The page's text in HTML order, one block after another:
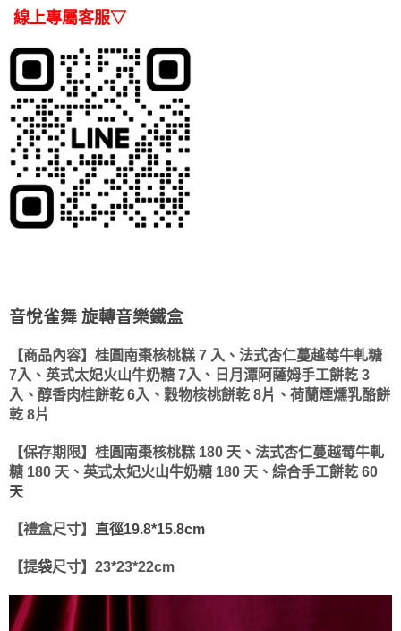
【注意事項】
１．透過由恩沛科技股份有限公司提供之「AFTEE先享後付」服務完成之交
權轉讓予恩沛科技股份有限公司。
２．關於個人資料處理事宜，請瀏覽以下網址：
https://aftee.tw/terms/#terms3
３．未成年的使用者請事先徵得法定代理人或監護人之同意方可使用
「AFTEE先享後付」，若未經同意申辦者引起之損失，本公司不負相關責
任。
４．使用「AFTEE先享後付」時，將依據個別帳號之用戶狀況，依本公司即
時審查核予不同之上限額度；若仍有額度不足之情形，本公司將視審查結果
請求用戶進行身份認證。
５．嚴禁一人註冊多個帳號或使用他人資訊註冊。若發現惡意使用之情形，
恩沛科技股份有限公司將有權停止該用戶之使用額度並採取法律行動。
線上專屬客服▽
音悅雀舞 旋轉音樂鐵盒
【商品內容】桂圓南棗核桃糕 7 入、法式杏仁蔓越莓牛軋糖
7入、英式太妃火山牛奶糖 7入、日月潭阿薩姆手工餅乾 3
入、醇香肉桂餅乾 6入、穀物核桃餅乾 8片、荷蘭煙燻乳酪餅
乾 8片
【保存期限】桂圓南棗核桃糕 180 天、法式杏仁蔓越莓牛軋
糖 180 天、英式太妃火山牛奶糖 180 天、綜合手工餅乾 60
天
【禮盒尺寸】 直徑19.8*15.8cm
【提袋尺寸】23*23*22cm